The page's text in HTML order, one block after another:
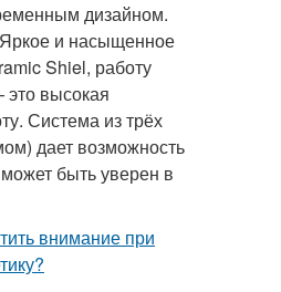
дизайном.
и насыщенное
Shiel, работу
высокая
Система из трёх
дает возможность
быть уверен в
внимание при